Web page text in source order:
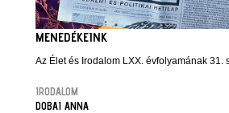
MENEDÉKEINK
Az Élet és Irodalom LXX. évfolyamának 31.
IRODALOM
DOBAI ANNA